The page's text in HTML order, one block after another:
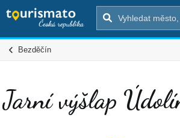
Bezděčín
Jarní výšlap